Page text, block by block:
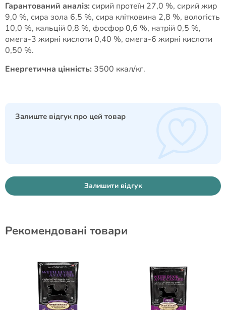
Гарантований аналіз: сирий протеїн 27,0 %, сирий жир
9,0 %, сира зола 6,5 %, сира клітковина 2,8 %, вологість
10,0 %, кальцій 0,8 %, фосфор 0,6 %, натрій 0,5 %,
омега-3 жирні кислоти 0,40 %, омега-6 жирні кислоти
0,50 %.
Енергетична цінність: 3500 ккал/кг.
Залиште відгук про цей товар
Залишити відгук
Рекомендовані товари